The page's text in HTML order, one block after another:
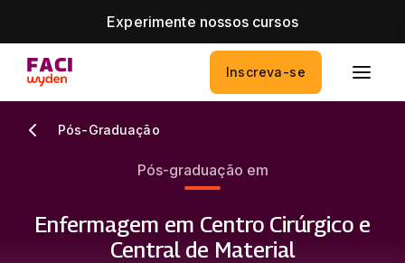
Experimente nossos cursos
Inscreva-se
Pós-Graduação
Pós-graduação em
Enfermagem em Centro Cirúrgico e
Central de Material